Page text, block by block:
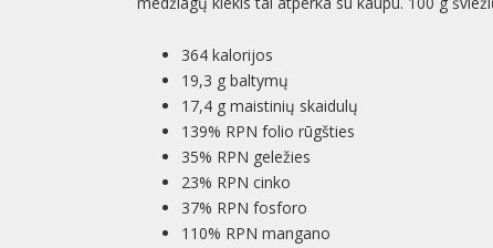
364 kalorijos
19,3 g baltymų
17,4 g maistinių skaidulų
139% RPN folio rūgšties
35% RPN geležies
23% RPN cinko
37% RPN fosforo
110% RPN mangano